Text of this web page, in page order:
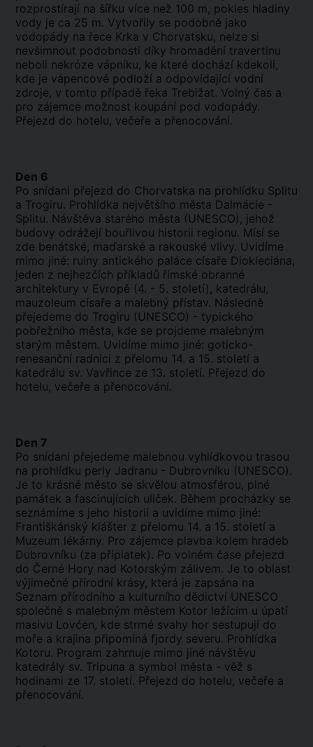
rozprostírají na šířku více než 100 m, pokles hladiny
vody je ca 25 m. Vytvořily se podobně jako
vodopády na řece Krka v Chorvatsku, nelze si
nevšimnout podobnosti díky hromadění travertinu
neboli nekróze vápníku, ke které dochází kdekoli,
kde je vápencové podloží a odpovídající vodní
zdroje, v tomto případě řeka Trebižat. Volný čas a
pro zájemce možnost koupání pod vodopády.
Přejezd do hotelu, večeře a přenocování.
Den 6
Po snídani přejezd do Chorvatska na prohlídku Splitu
a Trogiru. Prohlídka největšího města Dalmácie -
Splitu. Návštěva starého města (UNESCO), jehož
budovy odrážejí bouřlivou historii regionu. Mísí se
zde benátské, maďarské a rakouské vlivy. Uvidíme
mimo jiné: ruiny antického paláce císaře Diokleciána,
jeden z nejhezčích příkladů římské obranné
architektury v Evropě (4. - 5. století), katedrálu,
mauzoleum císaře a malebný přístav. Následně
přejedeme do Trogiru (UNESCO) - typického
pobřežního města, kde se projdeme malebným
starým městem. Uvidíme mimo jiné: goticko-
renesanční radnici z přelomu 14. a 15. století a
katedrálu sv. Vavřince ze 13. století. Přejezd do
hotelu, večeře a přenocování.
Den 7
Po snídani přejedeme malebnou vyhlídkovou trasou
na prohlídku perly Jadranu - Dubrovníku (UNESCO).
Je to krásné město se skvělou atmosférou, plné
památek a fascinujících uliček. Během procházky se
seznámíme s jeho historií a uvidíme mimo jiné:
Františkánský klášter z přelomu 14. a 15. století a
Muzeum lékárny. Pro zájemce plavba kolem hradeb
Dubrovníku (za příplatek). Po volném čase přejezd
do Černé Hory nad Kotorským zálivem. Je to oblast
výjimečné přírodní krásy, která je zapsána na
Seznam přírodního a kulturního dědictví UNESCO
společně s malebným městem Kotor ležícím u úpatí
masivu Lovćen, kde strmé svahy hor sestupují do
moře a krajina připomíná fjordy severu. Prohlídka
Kotoru. Program zahrnuje mimo jiné návštěvu
katedrály sv. Tripuna a symbol města - věž s
hodinami ze 17. století. Přejezd do hotelu, večeře a
přenocování.